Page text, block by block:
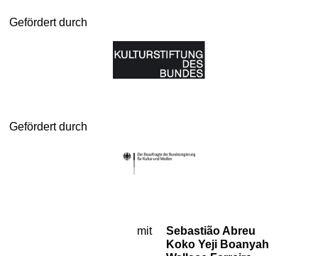
Gefördert durch
Gefördert durch
Besetzung
mit
Sebastião Abreu
Koko Yeji Boanyah